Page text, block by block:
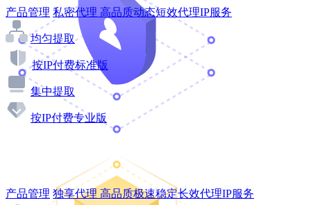
产品管理 私密代理 高品质动态短效代理IP服务
均匀提取
按IP付费标准版
集中提取
按IP付费专业版
产品管理 独享代理 高品质极速稳定长效代理IP服务